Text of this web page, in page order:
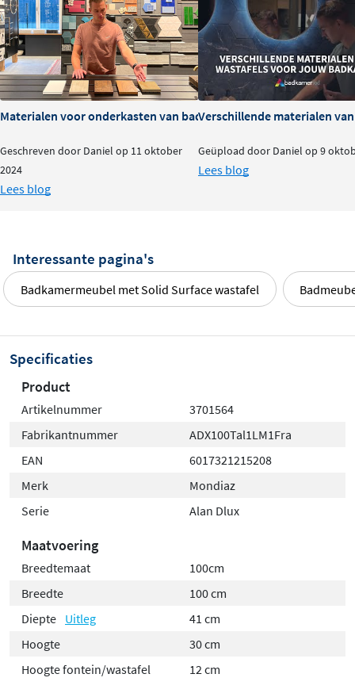
Materialen voor onderkasten van badkamermeubels: voor- en
Geschreven door Daniel op 11 oktober
2024
Lees blog
Verschillende materialen
Geüpload door Daniel op 9
Lees blog
Interessante pagina's
Badkamermeubel met Solid Surface wastafel
Specificaties
Product
Artikelnummer
3701564
Fabrikantnummer
ADX100Tal1LM1Fra
EAN
6017321215208
Merk
Mondiaz
Serie
Alan Dlux
Maatvoering
Breedtemaat
100cm
Breedte
100 cm
Diepte Uitleg
41 cm
Hoogte
30 cm
Hoogte fontein/wastafel
12 cm